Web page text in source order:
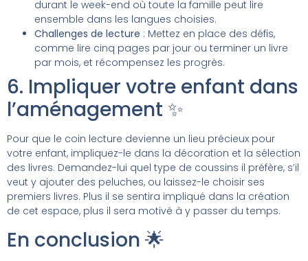
durant le week-end où toute la famille peut lire
ensemble dans les langues choisies.
Challenges de lecture : Mettez en place des défis,
comme lire cinq pages par jour ou terminer un livre
par mois, et récompensez les progrès.
6. Impliquer votre enfant dans
l’aménagement ✨
Pour que le coin lecture devienne un lieu précieux pour
votre enfant, impliquez-le dans la décoration et la sélection
des livres. Demandez-lui quel type de coussins il préfère, s’il
veut y ajouter des peluches, ou laissez-le choisir ses
premiers livres. Plus il se sentira impliqué dans la création
de cet espace, plus il sera motivé à y passer du temps.
En conclusion 🌟